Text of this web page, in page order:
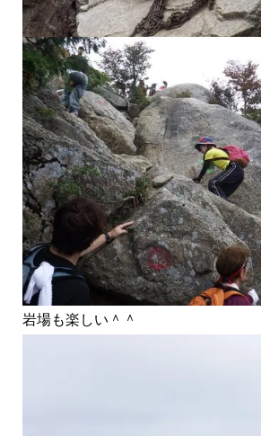
岩場も楽しい＾＾